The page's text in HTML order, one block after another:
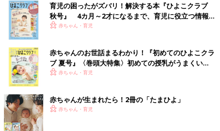
育児の困ったがズバリ！解決する本『ひよこクラブ
秋号』 4カ月～2才になるまで、育児に役立つ情報が
いっぱい！
赤ちゃん・育児
赤ちゃんのお世話まるわかり！『初めてのひよこクラ
ブ 夏号』〈巻頭大特集〉初めての授乳がうまくい
く！ おっぱい・ミルクの基本と夏のトラブル 解決テ
赤ちゃん・育児
赤ちゃんが生まれたら！2冊の「たまひよ」
赤ちゃん・育児